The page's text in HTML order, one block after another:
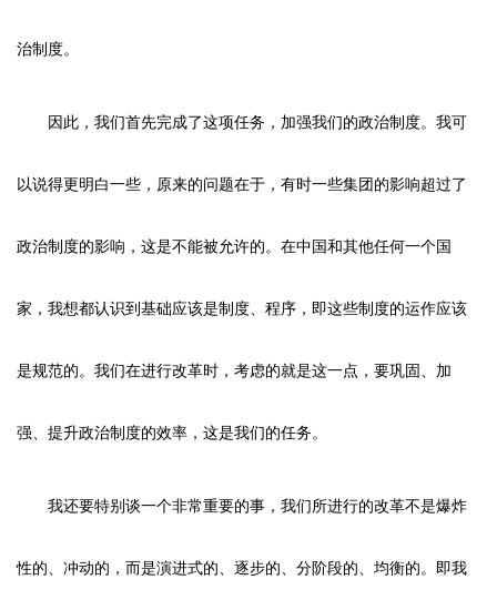
治制度。
因此，我们首先完成了这项任务，加强我们的政治制度。我可
以说得更明白一些，原来的问题在于，有时一些集团的影响超过了
政治制度的影响，这是不能被允许的。在中国和其他任何一个国
家，我想都认识到基础应该是制度、程序，即这些制度的运作应该
是规范的。我们在进行改革时，考虑的就是这一点，要巩固、加
强、提升政治制度的效率，这是我们的任务。
我还要特别谈一个非常重要的事，我们所进行的改革不是爆炸
性的、冲动的，而是演进式的、逐步的、分阶段的、均衡的。即我